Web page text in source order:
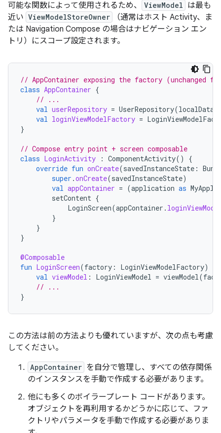
可能な関数によって使用されるため、
ViewModel は最も
近い ViewModelStoreOwner
（通常はホスト Activity、ま
たは Navigation Compose の場合はナビゲーション エン
トリ）にスコープ設定されます。
// AppContainer exposing the factory (unchanged
class AppContainer {
// ...
val userRepository = UserRepository(
val loginViewModelFactory =
}
// Compose entry point + screen composable
class LoginActivity : ComponentActivity()
{
override fun onCreate(savedInstanceState :
super .onCreate(savedInstanceState)
val appContainer = (application as
setContent {
LoginScreen(appContainer .
}
}
}
@Composable
fun LoginScreen(factory : LoginViewModelFactory)
val viewModel : LoginViewModel = viewModel(
// ...
}
この方法は前の方法よりも優れていますが、次の点も考慮
してください。
AppContainer を自分で管理し、すべての依存関係
のインスタンスを手動で作成する必要があります。
他にも多くのボイラープレート コードがあります。
オブジェクトを再利用するかどうかに応じて、ファ
クトリやパラメータを手動で作成する必要がありま